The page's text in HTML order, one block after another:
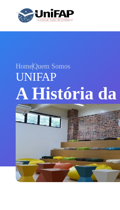
HomeQuem Somos
UNIFAP
A História